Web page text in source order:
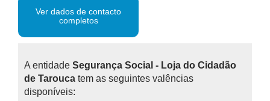
Ver dados de contacto
completos
A entidade Segurança Social - Loja do Cidadão
de Tarouca tem as seguintes valências
disponíveis: